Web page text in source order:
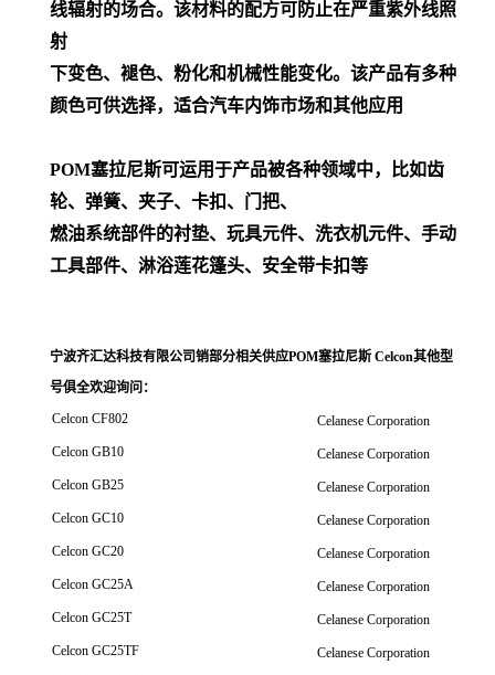
线辐射的场合。该材料的配方可防止在严重紫外线照
射
下变色、褪色、粉化和机械性能变化。该产品有多种
颜色可供选择，适合汽车内饰市场和其他应用
POM塞拉尼斯可运用于产品被各种领域中，比如齿
轮、弹簧、夹子、卡扣、门把、
燃油系统部件的衬垫、玩具元件、洗衣机元件、手动
工具部件、淋浴莲花篷头、安全带卡扣等
宁波齐汇达科技有限公司销部分相关供应POM塞拉尼斯 Celcon其他型
号俱全欢迎询问 ：
Celcon CF802
Celanese Corporation
Celcon GB10
Celanese Corporation
Celcon GB25
Celanese Corporation
Celcon GC10
Celanese Corporation
Celcon GC20
Celanese Corporation
Celcon GC25A
Celanese Corporation
Celcon GC25T
Celanese Corporation
Celcon GC25TF
Celanese Corporation